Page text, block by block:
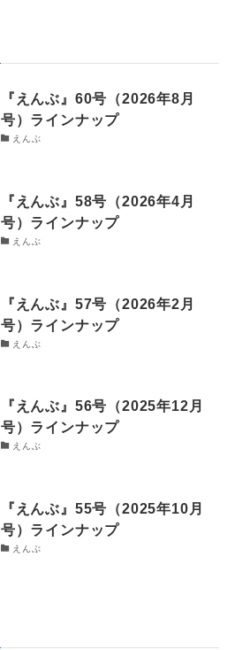
『えんぶ』60号（2026年8月
号）ラインナップ
えんぶ
『えんぶ』58号（2026年4月
号）ラインナップ
えんぶ
『えんぶ』57号（2026年2月
号）ラインナップ
えんぶ
『えんぶ』56号（2025年12月
号）ラインナップ
えんぶ
『えんぶ』55号（2025年10月
号）ラインナップ
えんぶ